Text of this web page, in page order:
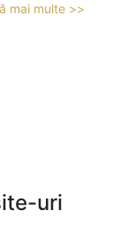
mai multe >>
uri